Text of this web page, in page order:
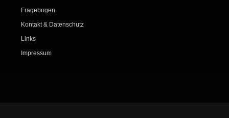
Fragebogen
Kontakt & Datenschutz
Links
Impressum